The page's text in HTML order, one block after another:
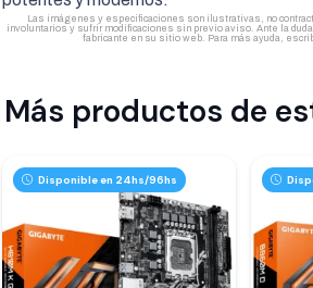
Las imágenes y especificaciones son ilustrativas, no
involuntarios y sufrir modificaciones sin previo aviso. Ante la
fabricante en su sitio web. Para más ayuda,
Más productos de
Disponible en 24hs/96hs